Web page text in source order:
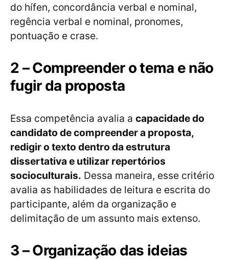
do hífen, concordância verbal e nominal,
regência verbal e nominal, pronomes,
pontuação e crase.
2 – Compreender o tema e não
fugir da proposta
Essa competência avalia a capacidade do
candidato de compreender a proposta,
redigir o texto dentro da estrutura
dissertativa e utilizar repertórios
socioculturais. Dessa maneira, esse critério
avalia as habilidades de leitura e escrita do
participante, além da organização e
delimitação de um assunto mais extenso.
3 – Organização das ideias